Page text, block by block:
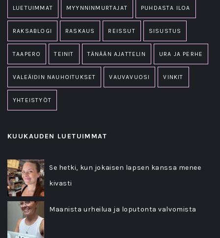
LUETUIMMAT MYYNNINMURTAJAT PUHDASTA ILOA
RAKSABLOGI RASKAUS REISSUT SISUSTUS
TAAPERO TEINIT TÄNÄÄN AJATTELIN URA JA PERHE
VALEÄIDIN NAUHOITUKSET VAUVAVUOSI VINKIT
YHTEISTYÖT
KUUKAUDEN LUETUIMMAT
Se hetki, kun jokaisen lapsen kanssa menee
kivasti
Maanista urheilua ja loputonta valvomista